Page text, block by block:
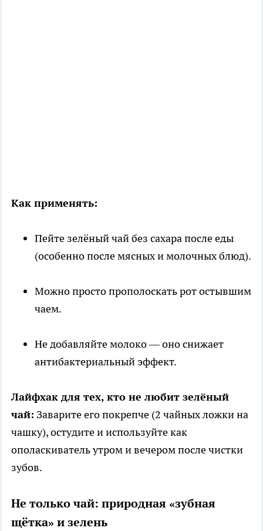
Как применять:
Пейте зелёный чай без сахара после еды
(особенно после мясных и молочных блюд).
Можно просто прополоскать рот остывшим
чаем.
Не добавляйте молоко — оно снижает
антибактериальный эффект.
Лайфхак для тех, кто не любит зелёный
чай: Заварите его покрепче (2 чайных ложки на
чашку), остудите и используйте как
ополаскиватель утром и вечером после чистки
зубов.
Не только чай: природная «зубная
щётка» и зелень